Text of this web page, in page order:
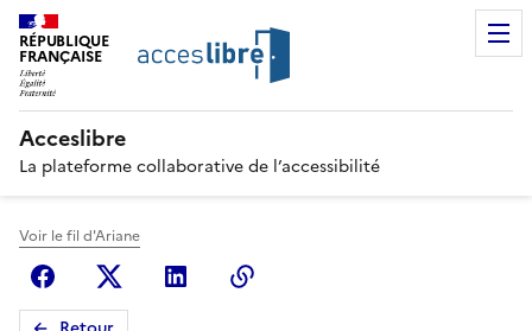
RÉPUBLIQUE
FRANÇAISE
Acceslibre
La plateforme collaborative de l’accessibilité
Voir le fil d'Ariane
FacebookX (anciennement Twitter)
Linkedin